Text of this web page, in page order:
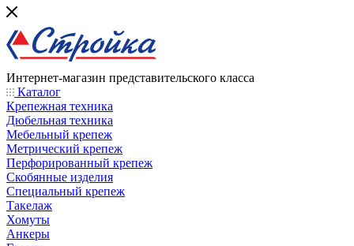
Интернет-магазин представительского класса
Каталог
Крепежная техника
Дюбельная техника
Мебельный крепеж
Метрический крепеж
Перфорированный крепеж
Скобянные изделия
Специальный крепеж
Такелаж
Хомуты
Анкеры